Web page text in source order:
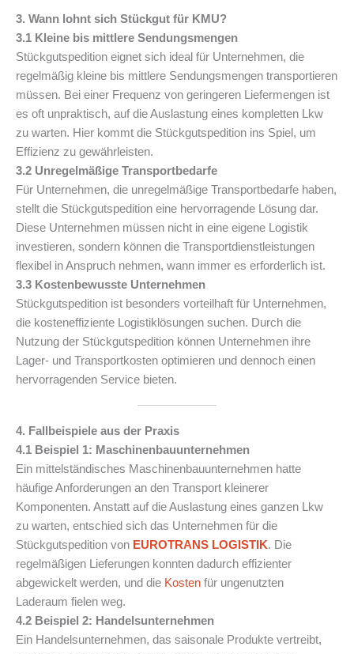
3. Wann lohnt sich Stückgut für KMU?
3.1 Kleine bis mittlere Sendungsmengen
Stückgutspedition eignet sich ideal für Unternehmen, die
regelmäßig kleine bis mittlere Sendungsmengen transportieren
müssen. Bei einer Frequenz von geringeren Liefermengen ist
es oft unpraktisch, auf die Auslastung eines kompletten Lkw
zu warten. Hier kommt die Stückgutspedition ins Spiel, um
Effizienz zu gewährleisten.
3.2 Unregelmäßige Transportbedarfe
Für Unternehmen, die unregelmäßige Transportbedarfe haben,
stellt die Stückgutspedition eine hervorragende Lösung dar.
Diese Unternehmen müssen nicht in eine eigene Logistik
investieren, sondern können die Transportdienstleistungen
flexibel in Anspruch nehmen, wann immer es erforderlich ist.
3.3 Kostenbewusste Unternehmen
Stückgutspedition ist besonders vorteilhaft für Unternehmen,
die kosteneffiziente Logistiklösungen suchen. Durch die
Nutzung der Stückgutspedition können Unternehmen ihre
Lager- und Transportkosten optimieren und dennoch einen
hervorragenden Service bieten.
4. Fallbeispiele aus der Praxis
4.1 Beispiel 1: Maschinenbauunternehmen
Ein mittelständisches Maschinenbauunternehmen hatte
häufige Anforderungen an den Transport kleinerer
Komponenten. Anstatt auf die Auslastung eines ganzen Lkw
zu warten, entschied sich das Unternehmen für die
Stückgutspedition von EUROTRANS LOGISTIK. Die
regelmäßigen Lieferungen konnten dadurch effizienter
abgewickelt werden, und die Kosten für ungenutzten
Laderaum fielen weg.
4.2 Beispiel 2: Handelsunternehmen
Ein Handelsunternehmen, das saisonale Produkte vertreibt,